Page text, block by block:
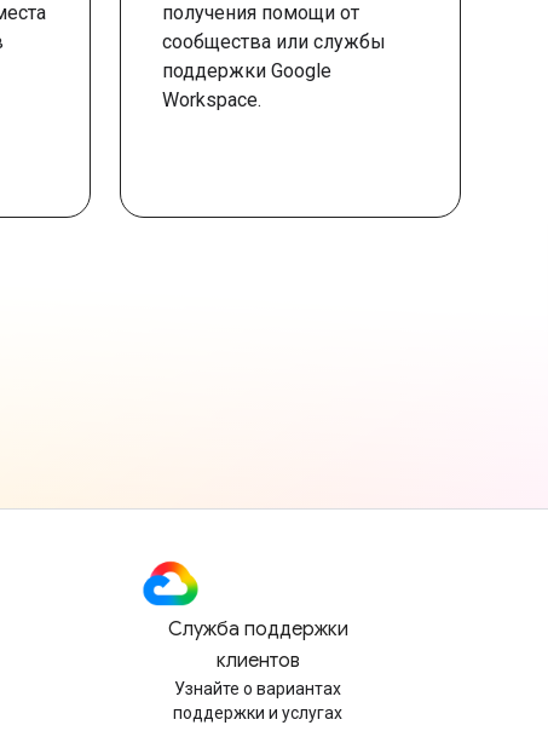
получения помощи от
сообщества или службы
поддержки Google
Workspace.
Служба поддержки
клиентов
Узнайте о вариантах
поддержки и услугах